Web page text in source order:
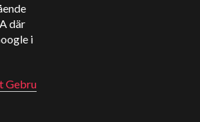
där
i
Gebru